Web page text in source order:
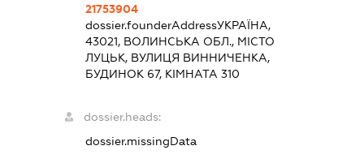
21753904
dossier.founderAddressУКРАЇНА,
43021, ВОЛИНСЬКА ОБЛ., МІСТО
ЛУЦЬК, ВУЛИЦЯ ВИННИЧЕНКА,
БУДИНОК 67, КІМНАТА 310
dossier.heads:
dossier.missingData